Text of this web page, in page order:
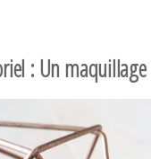
: Un